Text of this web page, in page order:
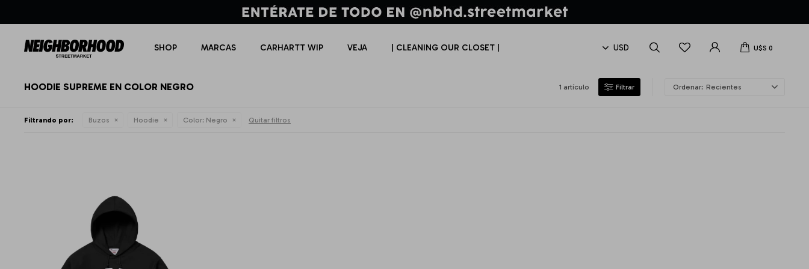
SHOP MARCAS CARHARTT WIP VEJA | CLEANING OUR CLOSET | U$S 0
HOODIE SUPREME EN COLOR NEGRO 1 artículo Recientes
Filtrando por: Buzos Hoodie Color: Negro Quitar filtros